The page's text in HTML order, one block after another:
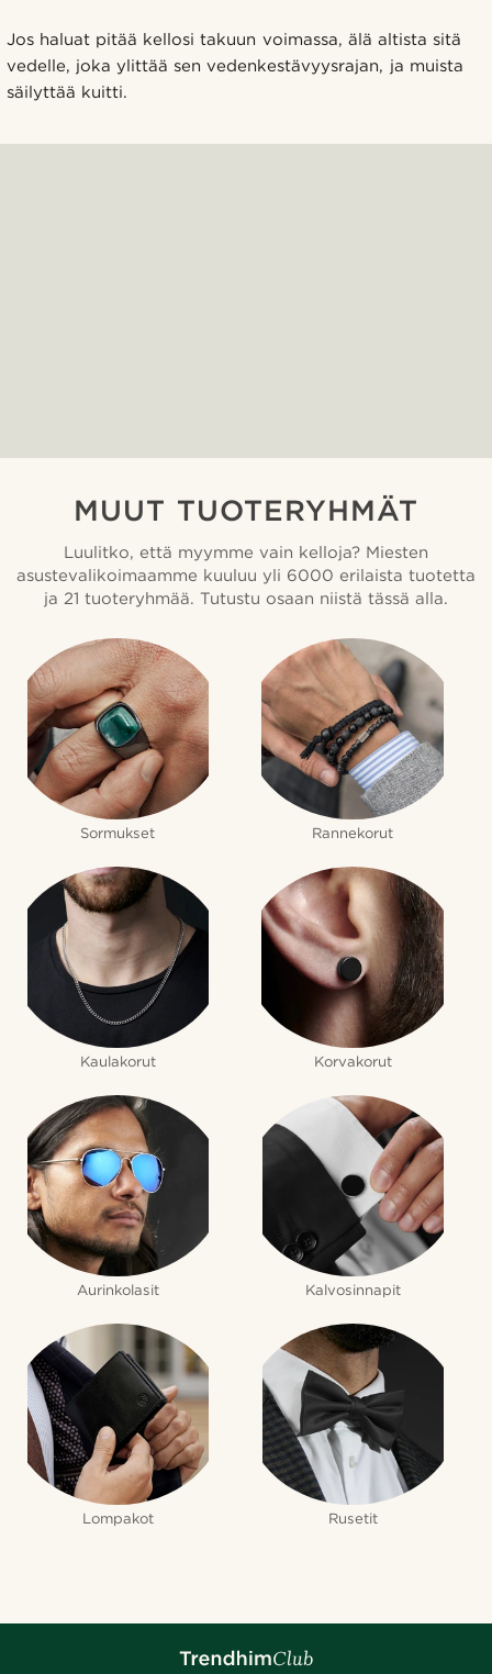
Jos haluat pitää kellosi takuun voimassa, älä altista sitä
vedelle, joka ylittää sen vedenkestävyysrajan, ja muista
säilyttää kuitti.
MUUT TUOTERYHMÄT
Luulitko, että myymme vain kelloja? Miesten
asustevalikoimaamme kuuluu yli 6000 erilaista tuotetta
ja 21 tuoteryhmää. Tutustu osaan niistä tässä alla.
Sormukset Rannekorut
Kaulakorut Korvakorut
Aurinkolasit Kalvosinnapit
Lompakot Rusetit